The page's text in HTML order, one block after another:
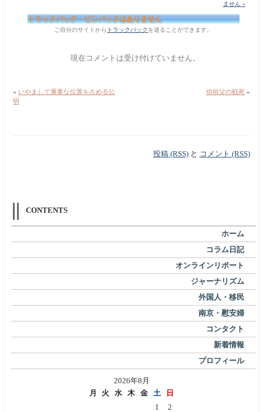
ません »
トラックバック・ピンバックはありません
ご自分のサイトから トラックバック を送ることができます。
現在コメントは受け付けていません。
« いやまして重要な位置を占める公
明
伯祖父の戦死»
投稿 (RSS)と コメント (RSS)
CONTENTS
ホーム
コラム日記
オンラインリポート
ジャーナリズム
外国人・移民
南京・慰安婦
コンタクト
新着情報
プロフィール
2026年8月
月
火 水 木 金 土 日
1
2